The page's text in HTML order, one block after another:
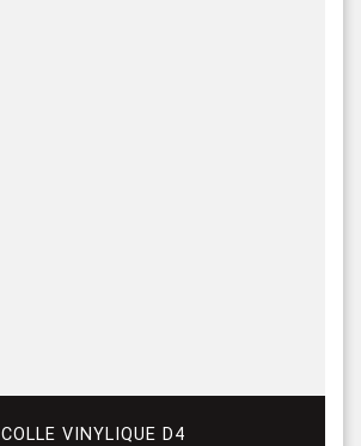
COLLE VINYLIQUE D4